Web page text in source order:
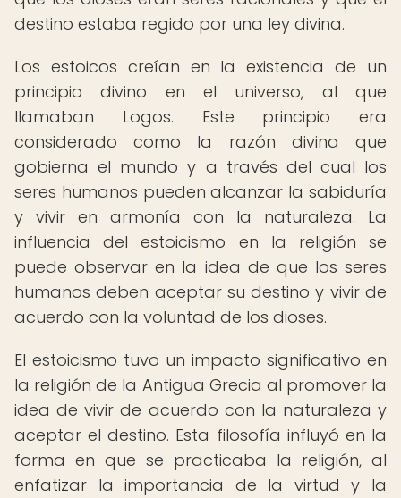
destino estaba regido por una ley divina.
Los estoicos creían en la existencia de un
principio divino en el universo, al que
llamaban Logos. Este principio era
considerado como la razón divina que
gobierna el mundo y a través del cual los
seres humanos pueden alcanzar la sabiduría
y vivir en armonía con la naturaleza. La
influencia del estoicismo en la religión se
puede observar en la idea de que los seres
humanos deben aceptar su destino y vivir de
acuerdo con la voluntad de los dioses.
El estoicismo tuvo un impacto significativo en
la religión de la Antigua Grecia al promover la
idea de vivir de acuerdo con la naturaleza y
aceptar el destino. Esta filosofía influyó en la
forma en que se practicaba la religión, al
enfatizar la importancia de la virtud y la